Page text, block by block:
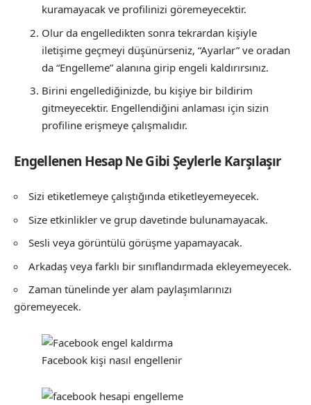
kuramayacak ve profilinizi göremeyecektir.
Olur da engelledikten sonra tekrardan kişiyle
iletişime geçmeyi düşünürseniz, “Ayarlar” ve oradan
da “Engelleme” alanına girip engeli kaldırırsınız.
Birini engellediğinizde, bu kişiye bir bildirim
gitmeyecektir. Engellendiğini anlaması için sizin
profiline erişmeye çalışmalıdır.
Engellenen Hesap Ne Gibi Şeylerle Karşılaşır
Sizi etiketlemeye çalıştığında etiketleyemeyecek.
Size etkinlikler ve grup davetinde bulunamayacak.
Sesli veya görüntülü görüşme yapamayacak.
Arkadaş veya farklı bir sınıflandırmada ekleyemeyecek.
Zaman tünelinde yer alam paylaşımlarınızı
göremeyecek.
Facebook kişi nasıl engellenir